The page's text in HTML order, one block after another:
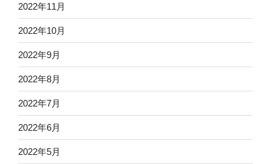
2022年11月
2022年10月
2022年9月
2022年8月
2022年7月
2022年6月
2022年5月